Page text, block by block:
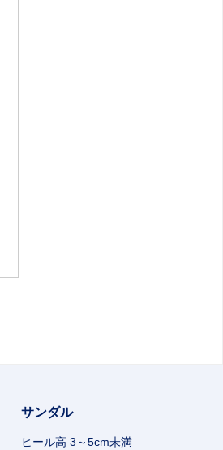
サンダル
ヒール高 3～5cm未満